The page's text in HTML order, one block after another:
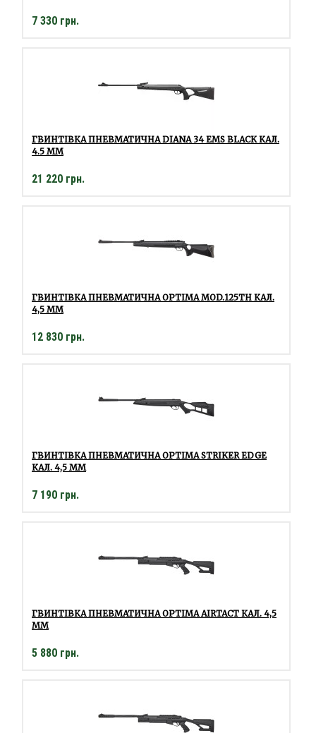
7 330 грн.
ГВИНТІВКА ПНЕВМАТИЧНА DIANA 34 EMS BLACK КАЛ.
4.5 ММ
21 220 грн.
ГВИНТІВКА ПНЕВМАТИЧНА OPTIMA MOD.125TH КАЛ.
4,5 ММ
12 830 грн.
ГВИНТІВКА ПНЕВМАТИЧНА OPTIMA STRIKER EDGE
КАЛ. 4,5 ММ
7 190 грн.
ГВИНТІВКА ПНЕВМАТИЧНА OPTIMA AIRTACT КАЛ. 4,5
ММ
5 880 грн.